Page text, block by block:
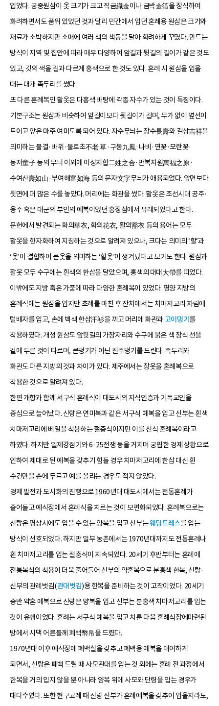
입었다. 궁중원삼이 옷 크기가 크고 직금織金이나 금박金箔을 장식하여
화려하면서도 품위 있었던 것과 달리 민간에서 입던 혼례용 원삼은 크기와
재료가 소박하지만 소매에 여러 색의 색동을 달아 화려하게 꾸몄다. 만드는
방식이 지역 및 집안에 따라 매우 다양하여 앞길과 뒷길의 길이가 같은 것도
있고, 깃의 색을 길과 다르게 홍색으로 한 것도 있다. 혼례 시 원삼을 입을
때는 대개 족두리를 썼다.
또 다른 혼례복인 활옷은 다홍색 바탕에 각종 자수가 있는 것이 특징이다.
기본구조는 원삼과 비슷하여 앞길이보다 뒷길이가 길며, 무가 없이 옆선이
트이고 앞은 마주 여미도록 되어 있다. 자수무늬는 장수長壽와 길상吉祥을
의미하는 물결·바위·불로초不老 草·구봉九鳳·나비·연꽃·모란꽃·
동자童子 등의 무늬 이외에 이성지합二姓之合·만복지원萬福之原·
수여산壽如山·부여해富如海 등의 문자文字무늬가 애용되었다. 앞면보다
뒷면에 더 많은 수를 놓았다. 머리에는 화관을 썼다. 활옷은 조선시대 공주·
옹주 혹은 대군의 부인의 예복이었던 홍장삼에서 유래되었다고 한다.
문헌에서 발견되는 화의華衣, 화의花衣, 활의豁衣 등의 용어는 모두
활옷을 한자화하여 지칭하는 것으로 알려져 있으나, 크다는 의미의 ‘할’과
‘옷’이 결합하여 큰옷을 의미하는 ‘할옷’이 생겨났다고 보기도 한다. 원삼과
활옷 모두 수구에는 흰색의 한삼을 달았으며, 홍색의 대대大帶를 띠었다.
이밖에도 지방 혹은 가풍에 따라 다양한 혼례복이 있었다. 평양 지방의
혼례식에는 원삼을 입지만 초례를 마친 후 잔치에서는 치마저고리 차림에
털배자를 입고, 손에 백색 한삼汗衫을 끼고 머리에 화관과 고이댕기 를
착용하였다. 개성 원삼도 앞뒷길의 가장자리와 수구에 붉은 색 장식 선을
겉에 두른 것이 다르며, 큰댕기가 아닌 진주댕기를 드린다. 족두리와
화관도 다른 지방의 것과 차이가 있다. 제주에서는 장옷을 혼례복으로
착용한 것으로 알려져 있다.
한편 개항과 함께 서구식 혼례식이 대도시의 지식인층과 기독교인을
중심으로 늘어났다. 신랑은 연미복과 같은 서구식 예복을 입고 신부는 흰색
치마저고리에 베일을 착용하는 절충식이지만 이를 신식 혼례복이라고
하였다. 하지만 일제강점기와 6·25전쟁 등을 거치며 궁핍한 경제 상황으로
인하여 제대로 된 예복을 갖추기 힘들 경우 치마저고리에 한삼 대신 흰
수건만을 손에 두르고 예를 올리는 경우도 적지 않았다.
경제 발전과 도시화의 진행으로 1960년대 대도시에서는 전통혼례가
줄어들고 예식장에서 혼례식을 치르는 것이 보편화되었다. 혼례복으로는
신랑은 평상시에도 입을 수 있는 양복을 입고 신부는웨딩드레스를 입는
방식이 선호되었다. 하지만 일부 농촌에서는 1970년대까지도 전통혼례나
흰 치마저고리를 입는 절충식이 지속되었다. 20세기 후반부터는 혼례에
전통복식의 착용이 더욱 줄어들어 신부의 약혼복으로 분홍색 한복, 신랑·
신부의 관례벗김(관대벗김)용 한복을 준비하는 것이 고작이었다. 20세기
중반 약혼 예복으로 신랑은 양복을 입고 신부는 분홍색 치마저고리를 입는
것이 유행이었다. 혼례는 서구식 예복을 입고 치룬 다음 혼례식장에마련된
방에서 시댁 어른들께 폐백幣帛을 드렸다.
1970년대 이후 예식장에 폐백실을 갖추고 폐백용 예복을 대여하게
되면서, 신랑은 폐백 드릴 때 사모관대를 입는 것 외에는 혼례 전 과정에서
한복을 거의 입지 않을 뿐 아니라 양복 위에 사모와 단령을 입는 경우가
대다수였다. 또한 현구고례 때 신랑 신부가 혼례예복을 갖추어 입을지라도,